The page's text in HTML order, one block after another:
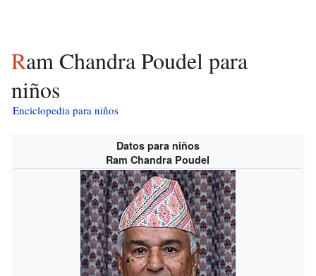
Ram Chandra Poudel para
niños
Enciclopedia para niños
Datos para niños
Ram Chandra Poudel